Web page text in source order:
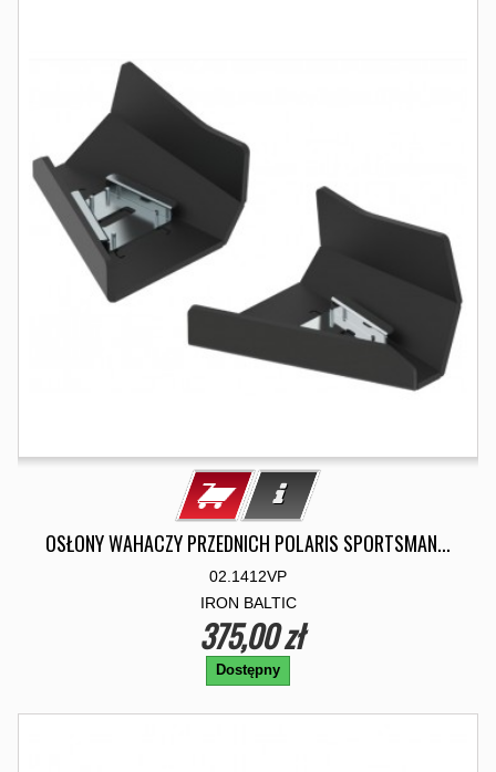
OSŁONY WAHACZY PRZEDNICH POLARIS SPORTSMAN...
02.1412VP
IRON BALTIC
375,00 zł
Dostępny